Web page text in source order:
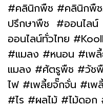
#คลินิกพืช #คลินิกพื
ปรึกษาพืช #ออนไล
ออนไลน์ทั่วไทย
#แมลง #หนอน #เพ
แมลง #ศัตรูพืช #วัช
ไฟ #เพลี้ยจั๊กจั่น #เ
#ไร #ผลไม้ #ไม้ดอก